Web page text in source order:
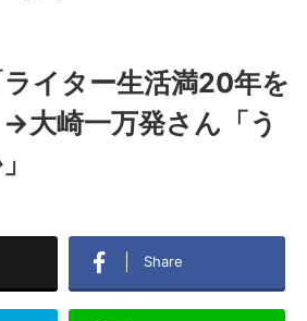
イター生活満20年を
大崎一万発さん「う
Share